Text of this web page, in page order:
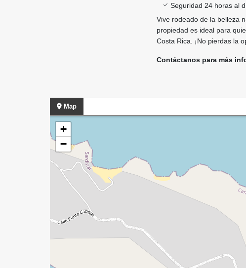
Seguridad 24 horas al
Vive rodeado de la belleza
propiedad es ideal para
Costa Rica. ¡No pierdas la
Contáctanos para más
Map
+
−